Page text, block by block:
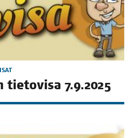
tie­to­vi­sa 7.9.2025